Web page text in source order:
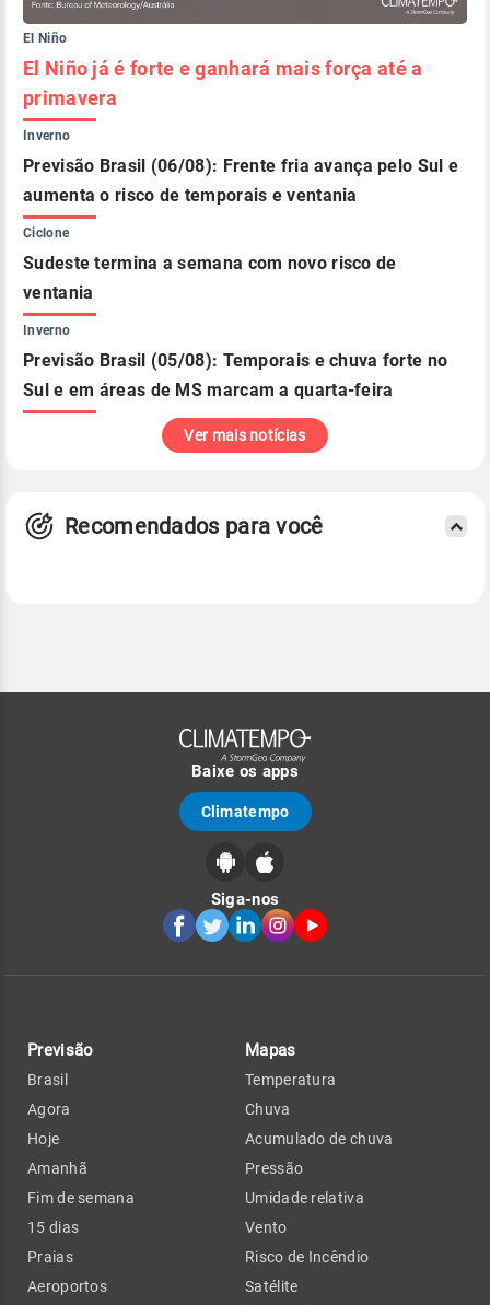
El Niño
El Niño já é forte e ganhará mais força até a
primavera
Inverno
Previsão Brasil (06/08): Frente fria avança pelo Sul e
aumenta o risco de temporais e ventania
Ciclone
Sudeste termina a semana com novo risco de
ventania
Inverno
Previsão Brasil (05/08): Temporais e chuva forte no
Sul e em áreas de MS marcam a quarta-feira
Ver mais notícias
Recomendados para você
Baixe os apps
Climatempo
Siga-nos
Previsão
Brasil
Agora
Hoje
Amanhã
Fim de semana
15 dias
Praias
Aeroportos
Mapas
Temperatura
Chuva
Acumulado de chuva
Pressão
Umidade relativa
Vento
Risco de Incêndio
Satélite